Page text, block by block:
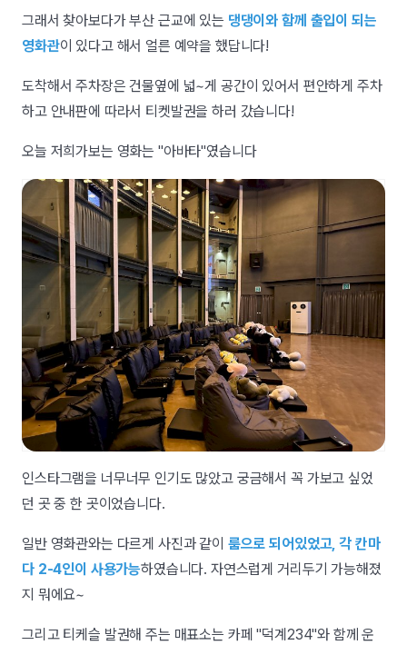
그래서 찾아보다가 부산 근교에 있는 댕댕이와 함께 출입이 되는
영화관이 있다고 해서 얼른 예약을 했답니다!
도착해서 주차장은 건물옆에 넓~게 공간이 있어서 편안하게 주차
하고 안내판에 따라서 티켓발권을 하러 갔습니다!
오늘 저희가보는 영화는 "아바타"였습니다
인스타그램을 너무너무 인기도 많았고 궁금해서 꼭 가보고 싶었
던 곳 중 한 곳이었습니다.
일반 영화관와는 다르게 사진과 같이 룸으로 되어있었고, 각 칸마
다 2-4인이 사용가능하였습니다. 자연스럽게 거리두기 가능해졌
지 뭐에요~
그리고 티케슬 발권해 주는 매표소는 카페 "덕계234"와 함께 운